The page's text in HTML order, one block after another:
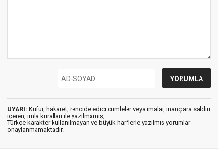
UYARI: Küfür, hakaret, rencide edici cümleler veya imalar, inançlara saldırı
içeren, imla kuralları ile yazılmamış,
Türkçe karakter kullanılmayan ve büyük harflerle yazılmış yorumlar
onaylanmamaktadır.